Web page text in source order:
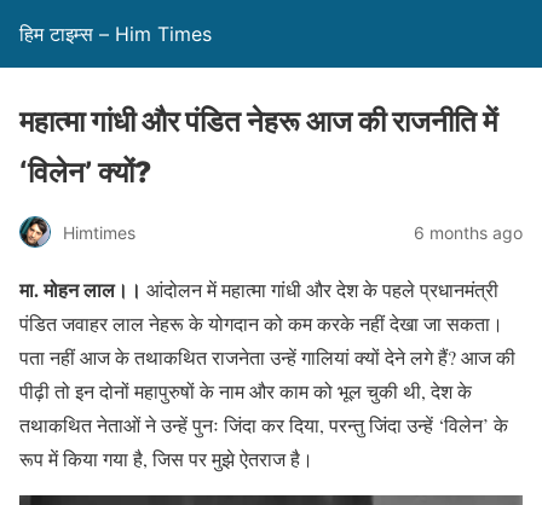
हिम टाइम्स – Him Times
महात्मा गांधी और पंडित नेहरू आज की राजनीति में
‘विलेन’ क्यों?
Himtimes 6 months ago
मा. मोहन लाल।। आंदोलन में महात्मा गांधी और देश के पहले प्रधानमंत्री
पंडित जवाहर लाल नेहरू के योगदान को कम करके नहीं देखा जा सकता।
पता नहीं आज के तथाकथित राजनेता उन्हें गालियां क्यों देने लगे हैं? आज की
पीढ़ी तो इन दोनों महापुरुषों के नाम और काम को भूल चुकी थी, देश के
तथाकथित नेताओं ने उन्हें पुनः जिंदा कर दिया, परन्तु जिंदा उन्हें ‘विलेन’ के
रूप में किया गया है, जिस पर मुझे ऐतराज है।